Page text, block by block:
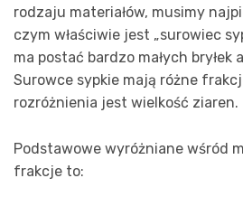
rodzaju materiałów, musimy
czym właściwie jest „surowiec
ma postać bardzo małych bryłek
Surowce sypkie mają różne
rozróżnienia jest wielkość ziaren.
Podstawowe wyróżniane wśród
frakcje to: